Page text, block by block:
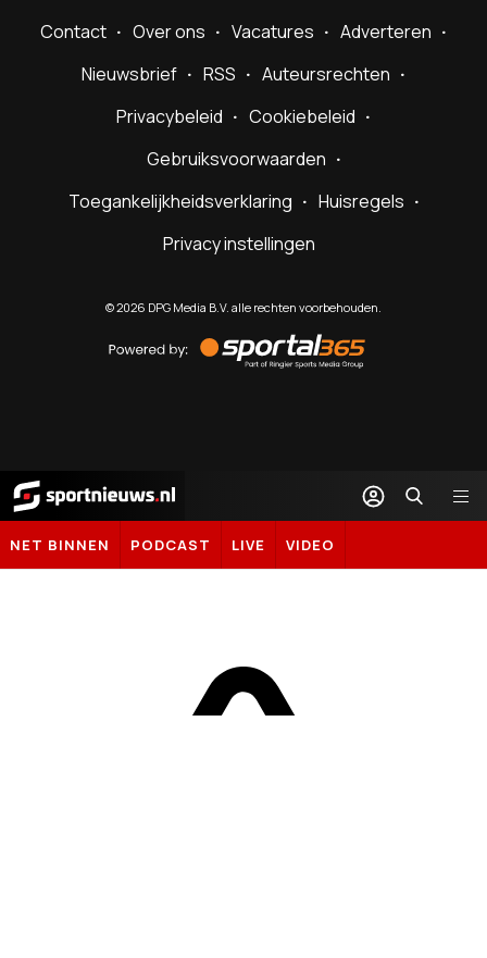
Contact Over ons Vacatures
Adverteren
Nieuwsbrief
RSS
Auteursrechten
Privacybeleid
Cookiebeleid
Gebruiksvoorwaarden
Toegankelijkheidsverklaring
Huisregels
Privacy instellingen
©2026 DPG Media B.V. alle rechten voorbehouden.
by
Sportal365
Sportnieuws.nl
NET BINNEN PODCAST LIVE VIDEO